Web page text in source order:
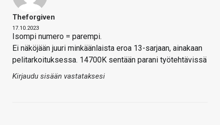
Theforgiven
17.10.2023
Isompi numero = parempi.
Ei näköjään juuri minkäänlaista eroa 13-sarjaan, ainakaan
pelitarkoituksessa. 14700K sentään parani työtehtävissä
Kirjaudu sisään vastataksesi